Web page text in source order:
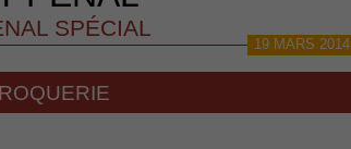
SPÉCIAL
19 MARS 2014